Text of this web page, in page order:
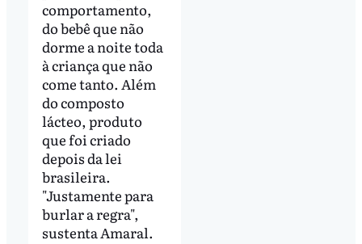
comportamento,
do bebê que não
dorme a noite toda
à criança que não
come tanto. Além
do composto
lácteo, produto
que foi criado
depois da lei
brasileira.
"Justamente para
burlar a regra",
sustenta Amaral.